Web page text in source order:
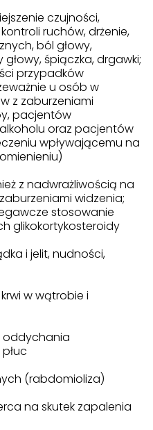
czujności,
ruchów, drżenie,
ból głowy,
śpiączka, drgawki;
przypadków
u osób w
z zaburzeniami
pacjentów
oraz pacjentów
wpływającemu na
z nadwrażliwością na
widzenia;
stosowanie
glikokortykosteroidy
i jelit, nudności,
w wątrobie i
oddychania
(rabdomioliza)
na skutek zapalenia